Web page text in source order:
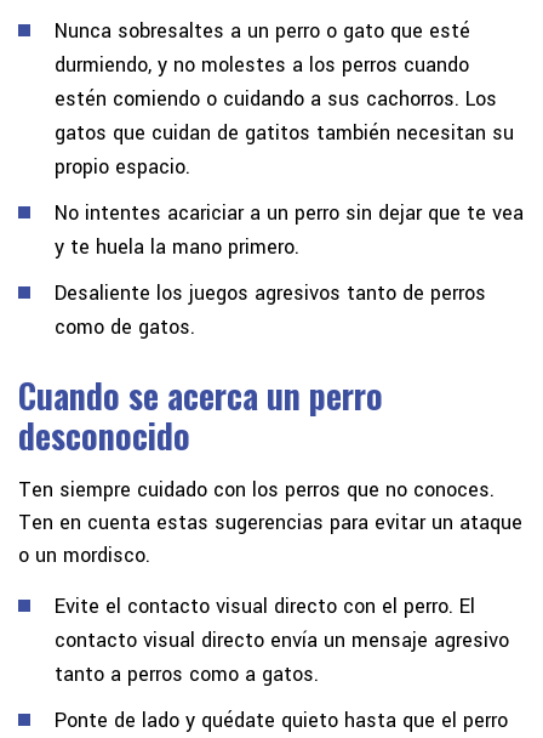
Nunca sobresaltes a un perro o gato que esté
durmiendo, y no molestes a los perros cuando
estén comiendo o cuidando a sus cachorros. Los
gatos que cuidan de gatitos también necesitan su
propio espacio.
No intentes acariciar a un perro sin dejar que te vea
y te huela la mano primero.
Desaliente los juegos agresivos tanto de perros
como de gatos.
Cuando se acerca un perro
desconocido
Ten siempre cuidado con los perros que no conoces.
Ten en cuenta estas sugerencias para evitar un ataque
o un mordisco.
Evite el contacto visual directo con el perro. El
contacto visual directo envía un mensaje agresivo
tanto a perros como a gatos.
Ponte de lado y quédate quieto hasta que el perro